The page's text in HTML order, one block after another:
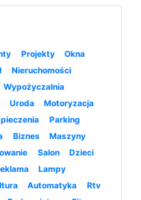
Projekty
Okna
Nieruchomości
Wypożyczalnia
Uroda
Motoryzacja
Parking
Biznes
Maszyny
Salon
Dzieci
Lampy
Automatyka
Rtv